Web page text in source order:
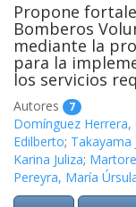
Propone
Bomberos
mediante la
para la
los servicios
Autores 7
Domínguez Herrera,
Edilberto; Takayama
Karina Juliza;
Pereyra, María